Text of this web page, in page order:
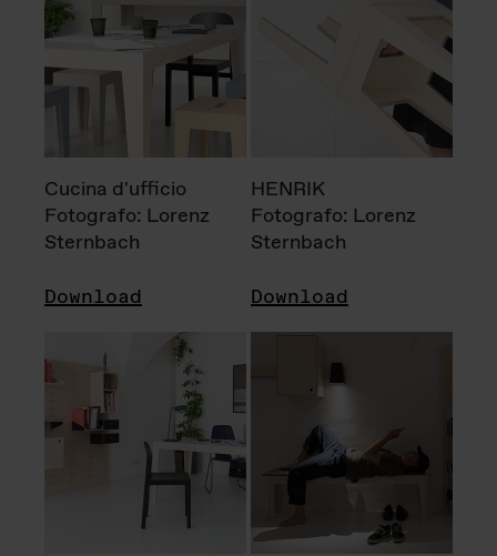
Cucina d'ufficio
Fotografo: Lorenz
Sternbach
Download
HENRIK
Fotografo: Lorenz
Sternbach
Download